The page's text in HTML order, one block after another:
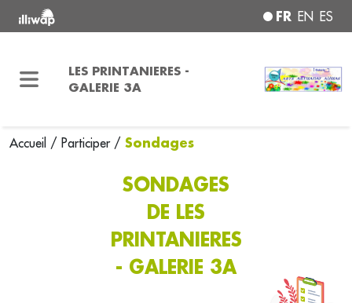
FR EN ES
LES PRINTANIERES -
GALERIE 3A
Accueil / Participer/ Sondages
SONDAGES
DE LES
PRINTANIERES
- GALERIE 3A